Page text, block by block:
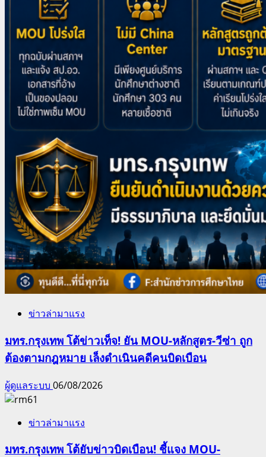
ข่าวล่ามาแรง
มทร.กรุงเทพ โต้ข่าวเท็จ! ยัน MOU-หลักสูตร-วีซ่า ถูก
ต้องตามกฎหมาย เล็งดำเนินคดีคนบิดเบือน
ผู้ดูแลระบบ 06/08/2026
ข่าวล่ามาแรง
มทร.กรุงเทพ โต้ยับข่าวบิดเบือน! ชี้แจง MOU-